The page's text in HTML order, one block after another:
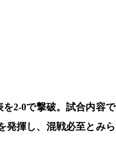
2-0で撃破。試合内容で
発揮し、混戦必至とみら